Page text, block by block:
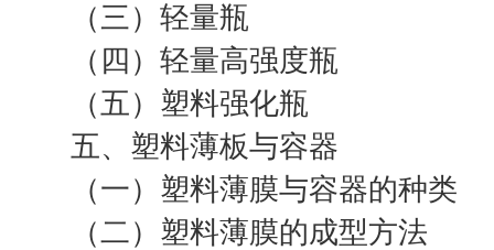
（三）轻量瓶
（四）轻量高强度瓶
（五）塑料强化瓶
五、塑料薄板与容器
（一）塑料薄膜与容器的种类
（二）塑料薄膜的成型方法